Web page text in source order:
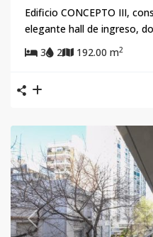
Edificio CONCEPTO III,
elegante hall de ingreso,
3
2 192.00 m2
Previous